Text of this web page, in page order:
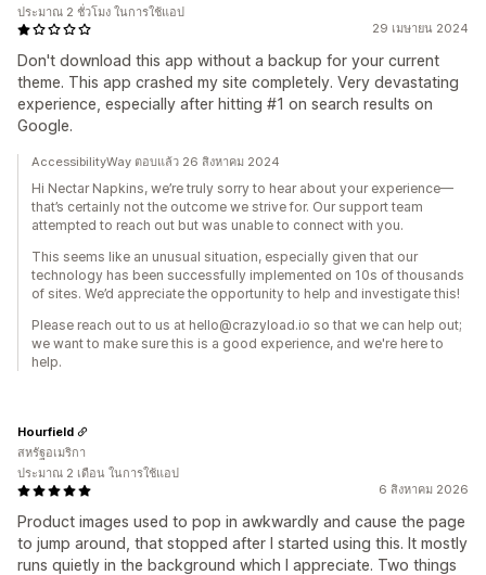
29 เมษายน 2024
Don't download this app without a backup for your current
theme. This app crashed my site completely. Very devastating
experience, especially after hitting #1 on search results on
Google.
ประมาณ 2 ชั่วโมง ในการใช้แอป
AccessibilityWay ตอบแล้ว 26 สิงหาคม 2024
Hi Nectar Napkins, we’re truly sorry to hear about your experience—
that’s certainly not the outcome we strive for. Our support team
attempted to reach out but was unable to connect with you.
This seems like an unusual situation, especially given that our
technology has been successfully implemented on 10s of thousands
of sites. We’d appreciate the opportunity to help and investigate this!
Please reach out to us at hello@crazyload.io so that we can help out;
we want to make sure this is a good experience, and we're here to
help.
6 สิงหาคม 2026
Product images used to pop in awkwardly and cause the page
to jump around, that stopped after I started using this. It mostly
runs quietly in the background which I appreciate. Two things
Hourfield
สหรัฐอเมริกา
ประมาณ 2 เดือน ในการใช้แอป